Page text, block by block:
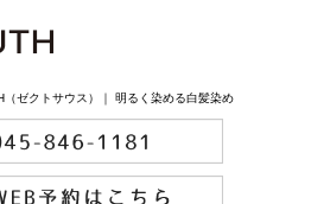
（ゼクトサウス）｜ 明るく染める白髪染め